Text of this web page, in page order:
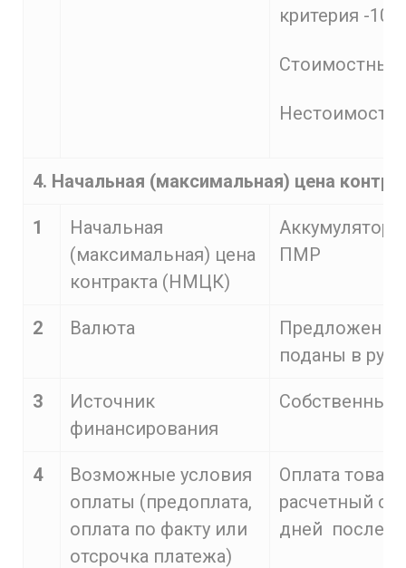
критерия -
4. Начальная (максимальная) цена
1
Начальная
(максимальная) цена
контракта (НМЦК)
ПМР
2 Валюта
поданы в
3
Источник
финансирования
Собственные
4
Возможные условия
оплаты (предоплата,
оплата по факту или
отсрочка платежа)
Оплата
расчетный
дней после